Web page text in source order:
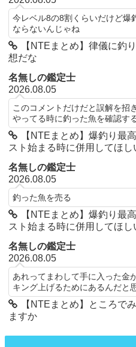
今レベル8の8割くらいだけど爆
ならないんじゃね
【NTEまとめ】律儀に釣
想だな
名無しの鑑定士
2026.08.05
このコメントだけだと誤解を招
やってる時に釣った魚を確認す
【NTEまとめ】爆釣り最
スト始まる時に併用してほし
名無しの鑑定士
2026.08.05
釣った魚を売る
【NTEまとめ】爆釣り最
スト始まる時に併用してほし
名無しの鑑定士
2026.08.05
あれってまわして手に入った金
キング上げるためにあるんだと
【NTEまとめ】ところで
ますか